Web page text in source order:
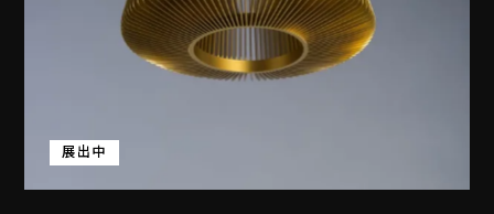
展出中